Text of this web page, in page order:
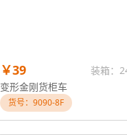
￥39
装箱：
变形金刚货柜车
货号：9090-8F